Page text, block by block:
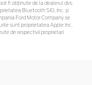
fi obținute de la dealerul dvs.
Bluetooth SIG, Inc. și
Ford Motor Company se
sunt proprietatea Apple Inc.
de respectivii proprietari